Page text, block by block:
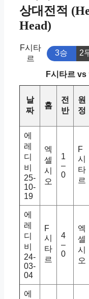
상대전적
Head)
F시타
르
3승 2
F시타르 vs
날
짜
홈
전
반
원
정
에
레
디
비
25-
10-
19
엑
셀
시
오
1
–
0
F
시
타
르
에
레
디
비
24-
03-
04
F
시
타
르
4
–
0
엑
셀
시
오
에